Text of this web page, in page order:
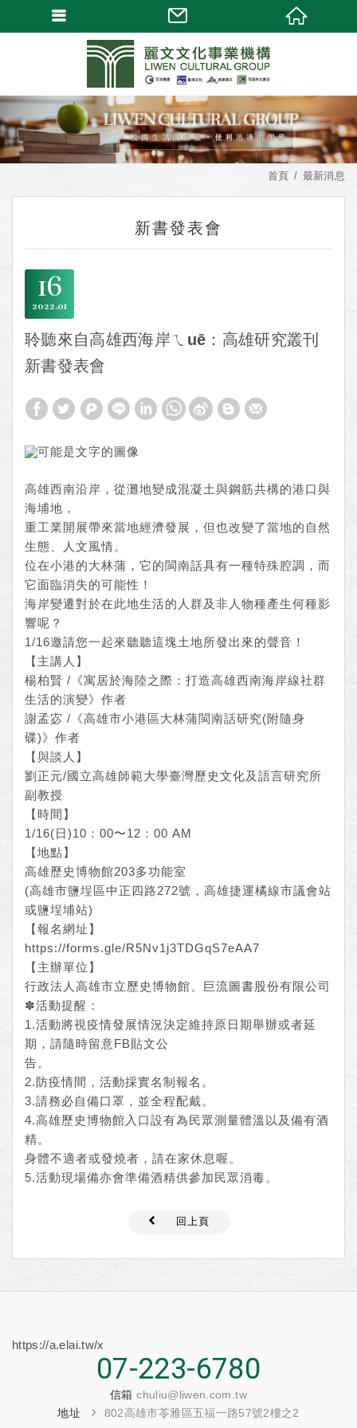
首頁 最新消息
新書發表會
16
01
2022
聆聽來自高雄西海岸ㄟuē：高雄研究叢刊
新書發表會
高雄西南沿岸，從灘地變成混凝土與鋼筋共構的港口與
海埔地，
重工業開展帶來當地經濟發展，但也改變了當地的自然
生態、人文風情。
位在小港的大林蒲，它的閩南話具有一種特殊腔調，而
它面臨消失的可能性！
海岸變遷對於在此地生活的人群及非人物種產生何種影
響呢？
1/16邀請您一起來聽聽這塊土地所發出來的聲音！
【主講人】
楊柏賢 /《寓居於海陸之際：打造高雄西南海岸線社群
生活的演變》作者
謝孟宓 /《高雄市小港區大林蒲閩南話研究(附隨身
碟)》作者
【與談人】
劉正元/國立高雄師範大學臺灣歷史文化及語言研究所
副教授
【時間】
1/16(日)10：00〜12：00 AM
【地點】
高雄歷史博物館203多功能室
(高雄市鹽埕區中正四路272號，高雄捷運橘線市議會站
或鹽埕埔站)
【報名網址】
https://forms.gle/R5Nv1j3TDGqS7eAA7
【主辦單位】
行政法人高雄市立歷史博物館、巨流圖書股份有限公司
✽活動提醒：
1.活動將視疫情發展情況決定維持原日期舉辦或者延
期，請隨時留意FB貼文公
告。
2.防疫情間，活動採實名制報名。
3.請務必自備口罩，並全程配戴。
4.高雄歷史博物館入口設有為民眾測量體溫以及備有酒
精。
身體不適者或發燒者，請在家休息喔。
5.活動現場備亦會準備酒精供參加民眾消毒。
回上頁
https://a.elai.tw/x
07-223-6780
信箱chuliu@liwen.com.tw
地址
802高雄市苓雅區五福一路57號2樓之2